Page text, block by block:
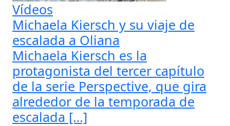
Vídeos
Michaela Kiersch y su viaje de
escalada a Oliana
Michaela Kiersch es la
protagonista del tercer capítulo
de la serie Perspective, que gira
alrededor de la temporada de
escalada […]